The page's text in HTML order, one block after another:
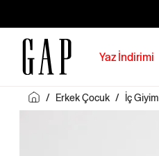
Yaz İndirimi
/ Erkek Çocuk / İç Giyim